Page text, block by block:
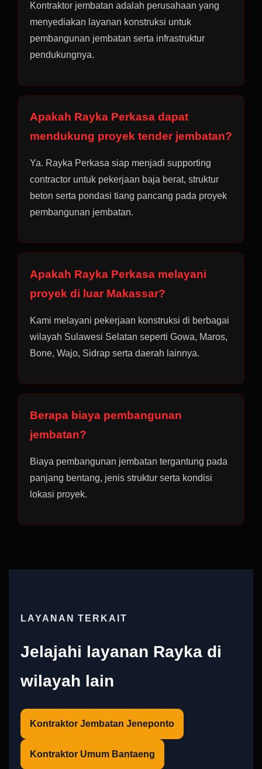
Kontraktor jembatan adalah perusahaan yang
menyediakan layanan konstruksi untuk
pembangunan jembatan serta infrastruktur
pendukungnya.
Apakah Rayka Perkasa dapat
mendukung proyek tender jembatan?
Ya. Rayka Perkasa siap menjadi supporting
contractor untuk pekerjaan baja berat, struktur
beton serta pondasi tiang pancang pada proyek
pembangunan jembatan.
Apakah Rayka Perkasa melayani
proyek di luar Makassar?
Kami melayani pekerjaan konstruksi di berbagai
wilayah Sulawesi Selatan seperti Gowa, Maros,
Bone, Wajo, Sidrap serta daerah lainnya.
Berapa biaya pembangunan
jembatan?
Biaya pembangunan jembatan tergantung pada
panjang bentang, jenis struktur serta kondisi
lokasi proyek.
LAYANAN TERKAIT
Jelajahi layanan Rayka di
wilayah lain
Kontraktor Jembatan Jeneponto
Kontraktor Umum Bantaeng